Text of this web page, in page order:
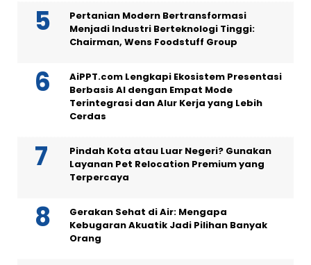
Pertanian Modern Bertransformasi
Menjadi Industri Berteknologi Tinggi:
Chairman, Wens Foodstuff Group
AiPPT.com Lengkapi Ekosistem Presentasi
Berbasis AI dengan Empat Mode
Terintegrasi dan Alur Kerja yang Lebih
Cerdas
Pindah Kota atau Luar Negeri? Gunakan
Layanan Pet Relocation Premium yang
Terpercaya
Gerakan Sehat di Air: Mengapa
Kebugaran Akuatik Jadi Pilihan Banyak
Orang